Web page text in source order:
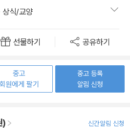
상식/교양
선물하기 공유하기
중고
회원에게 팔기
중고 등록
알림 신청
) 신간알림 신청